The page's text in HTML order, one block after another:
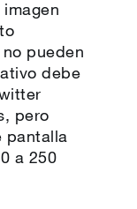
pueden
debe
pero
pantalla
a 250